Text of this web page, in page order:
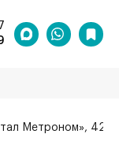
Метроном», 426